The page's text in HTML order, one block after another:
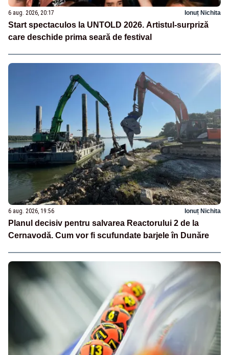
6 aug. 2026, 20:17 Ionuț Nichita
Start spectaculos la UNTOLD 2026. Artistul-surpriză
care deschide prima seară de festival
6 aug. 2026, 19:56 Ionuț Nichita
Planul decisiv pentru salvarea Reactorului 2 de la
Cernavodă. Cum vor fi scufundate barjele în Dunăre